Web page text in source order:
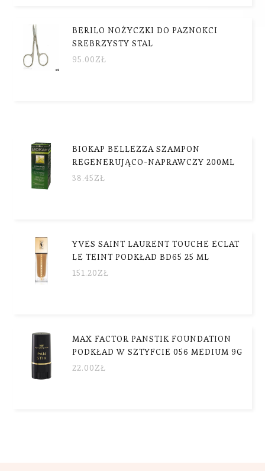
BERILO NOŻYCZKI DO PAZNOKCI
SREBRZYSTY STAL
95.00ZŁ
BIOKAP BELLEZZA SZAMPON
REGENERUJĄCO-NAPRAWCZY 200ML
38.45ZŁ
YVES SAINT LAURENT TOUCHE ECLAT
LE TEINT PODKŁAD BD65 25 ML
151.20ZŁ
MAX FACTOR PANSTIK FOUNDATION
PODKŁAD W SZTYFCIE 056 MEDIUM 9G
22.00ZŁ